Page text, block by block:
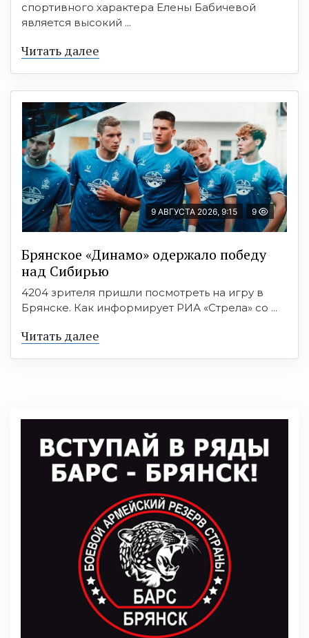
спортивного характера Елены Бабичевой
является высокий ...
Читать далее
9 АВГУСТА 2026, 9:15 9
Брянское «Динамо» одержало победу
над Сибирью
4204 зрителя пришли посмотреть на игру в
Брянске. Как информирует РИА «Стрела» со ...
Читать далее